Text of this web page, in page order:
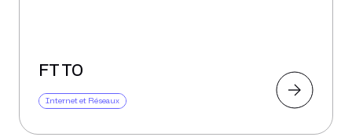
FTTO
Internet et Réseaux